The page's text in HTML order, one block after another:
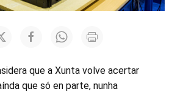
que a Xunta volve acertar
que só en parte, nunha